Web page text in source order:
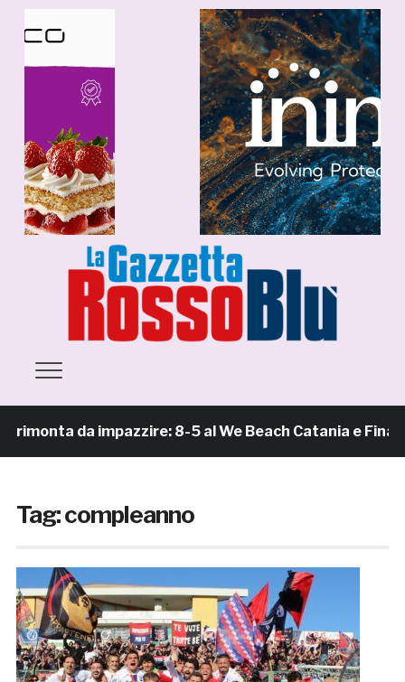
da impazzire: 8-5 al We Beach Catania e Finale
Tag:compleanno